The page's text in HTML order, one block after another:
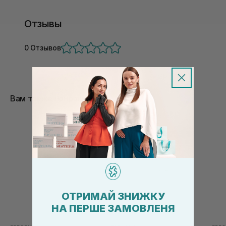
Отзывы
0 Отзывов
Вам также понравится
ОТРИМАЙ ЗНИЖКУ
НА ПЕРШЕ ЗАМОВЛЕНЯ